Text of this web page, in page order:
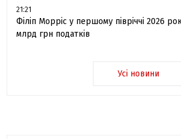
21:21
Філіп Морріс у першому півріччі 2026
млрд грн податків
Усі новини